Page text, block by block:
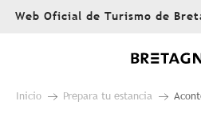
AllerWeb Oficial de Turismo de
Inicio Prepara tu estancia